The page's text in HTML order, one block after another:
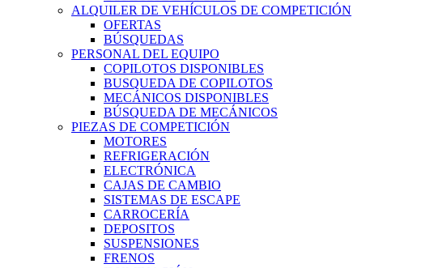
ALQUILER DE VEHÍCULOS DE COMPETICIÓN
OFERTAS
BÚSQUEDAS
PERSONAL DEL EQUIPO
COPILOTOS DISPONIBLES
BUSQUEDA DE COPILOTOS
MECÁNICOS DISPONIBLES
BÚSQUEDA DE MECÁNICOS
PIEZAS DE COMPETICIÓN
MOTORES
REFRIGERACIÓN
ELECTRÓNICA
CAJAS DE CAMBIO
SISTEMAS DE ESCAPE
CARROCERÍA
DEPOSITOS
SUSPENSIONES
FRENOS